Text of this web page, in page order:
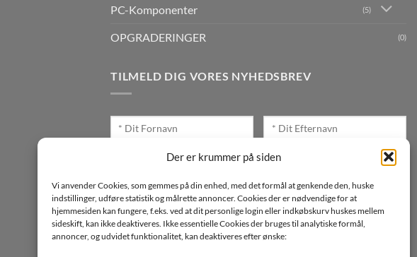
Der er krummer på siden
Vi anvender Cookies, som gemmes på din enhed, med det formål at genkende den, huske
indstillinger, udføre statistik og målrette annoncer. Cookies der er nødvendige for at
hjemmesiden kan fungere, f.eks. ved at dit personlige login eller indkøbskurv huskes mellem
sideskift, kan ikke deaktiveres. Ikke essentielle Cookies der bruges til analytiske formål,
annoncer, og udvidet funktionalitet, kan deaktiveres efter ønske:
PC-Komponenter (5)
OPGRADERINGER (0)
TILMELD DIG VORES NYHEDSBREV
Jeg ønsker at modtage mails fra TJdata!
Læs vores Persondatapolitik